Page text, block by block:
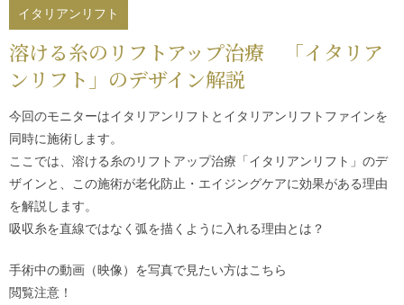
イタリアンリフト
溶ける糸のリフトアップ治療 「イタリア
ンリフト 」のデザイン解説
今回のモニターはイタリアンリフト と イタリアンリフトファインを
同時に施術します。
ここでは、溶ける糸のリフトアップ治療「 イタリアンリフト 」のデ
ザインと、この施術が老化防止・エイジングケアに効果がある理由
を解説します。
吸収糸を直線ではなく弧を描くように入れる理由とは？
手術中の動画（映像）を写真で見たい方はこちら
閲覧注意！